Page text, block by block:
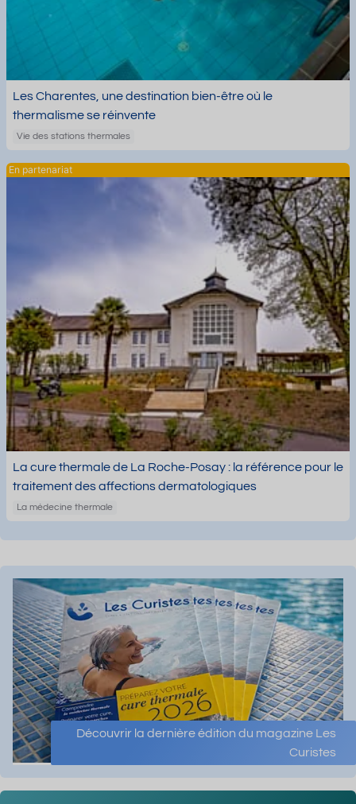
Les Charentes, une destination bien-être où le
thermalisme se réinvente
Vie des stations thermales
La cure thermale de La Roche-Posay : la référence pour le
traitement des affections dermatologiques
La médecine thermale
Découvrir la dernière édition du magazine Les
Curistes